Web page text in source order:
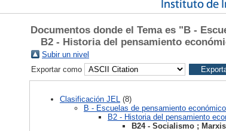
Documentos donde el Tema es "B -
B2 - Historia del pensamiento
Subir un nivel
Exportar como
Clasificación JEL
(8)
B - Escuelas de pensamiento
B2 - Historia del pensamiento
B24 - Socialismo ;